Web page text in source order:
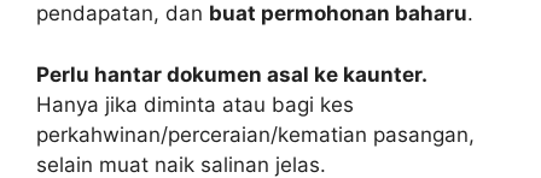
pendapatan, dan buat permohonan baharu.
Perlu hantar dokumen asal ke kaunter.
Hanya jika diminta atau bagi kes
perkahwinan/perceraian/kematian pasangan,
selain muat naik salinan jelas.